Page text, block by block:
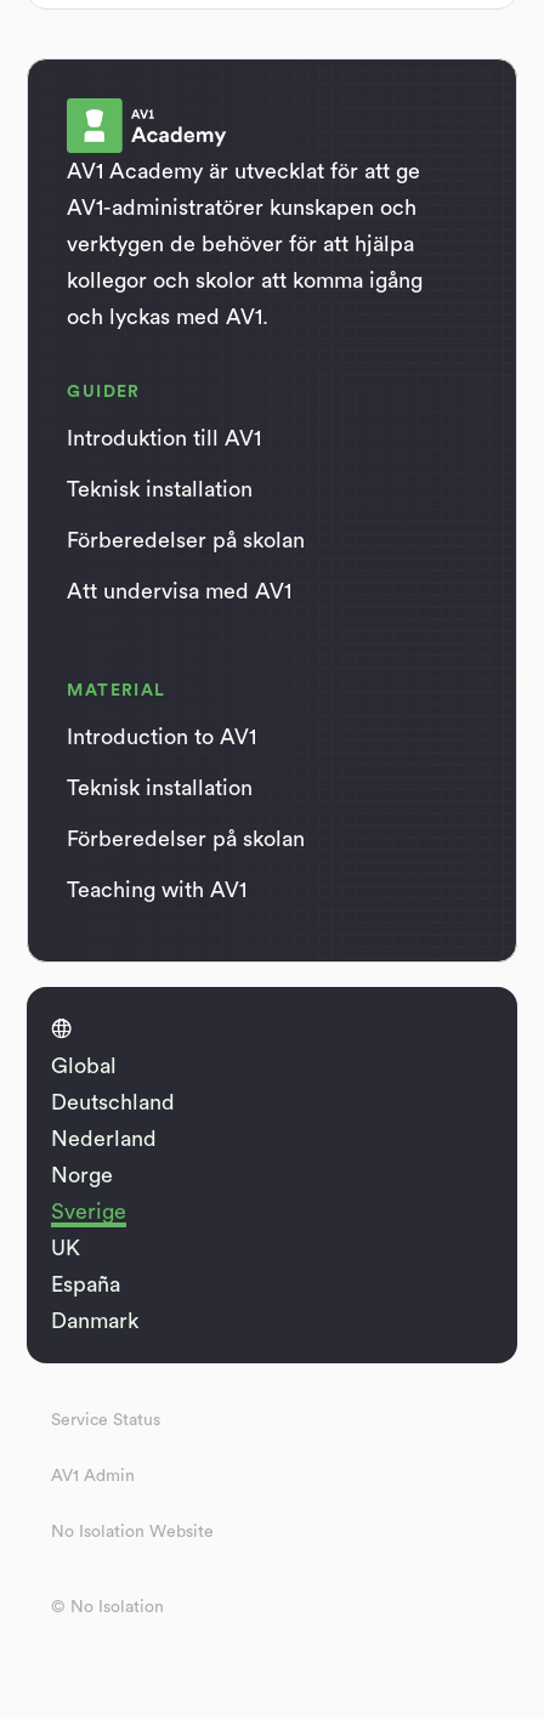
AV1 Academy är utvecklat för att ge
AV1-administratörer kunskapen och
verktygen de behöver för att hjälpa
kollegor och skolor att komma igång
och lyckas med AV1.
GUIDER
Introduktion till AV1
Teknisk installation
Förberedelser på skolan
Att undervisa med AV1
MATERIAL
Introduction to AV1
Teknisk installation
Förberedelser på skolan
Teaching with AV1

Global
Deutschland
Nederland
Norge
Sverige
UK
España
Danmark
© No Isolation
Service Status
AV1 Admin
No Isolation Website